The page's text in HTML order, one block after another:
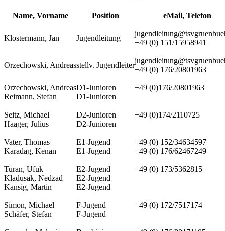
Name, Vorname Position eMail, Telefon
Klostermann, Jan Jugendleitung
+49 (0) 151/15958941
Orzechowski, Andreasstellv. Jugendleiter
+49 (0) 176/20801963
Orzechowski, AndreasD1-Junioren
+49 (0)176/20801963
Reimann, Stefan
D1-Junioren
Seitz, Michael D2-Junioren
+49 (0)174/2110725
Haager, Julius
D2-Junioren
Vater, Thomas E1-Jugend
+49 (0) 152/34634597
Karadag, Kenan
E1-Jugend +49 (0) 176/62467249
Turan, Ufuk E2-Jugend
+49 (0) 173/5362815
Kladusak, Nedzad
E2-Jugend
Kansig, Martin
E2-Jugend
Simon, Michael F-Jugend
+49 (0) 172/7517174
Schäfer, Stefan
F-Jugend